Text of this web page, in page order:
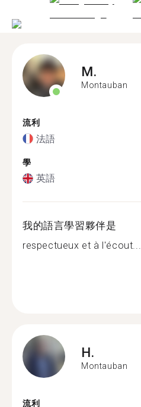
M.
Montauban
流利
法語
學
英語
我的語言學習夥伴是
respectueux et à l'écout...
H.
Montauban
流利